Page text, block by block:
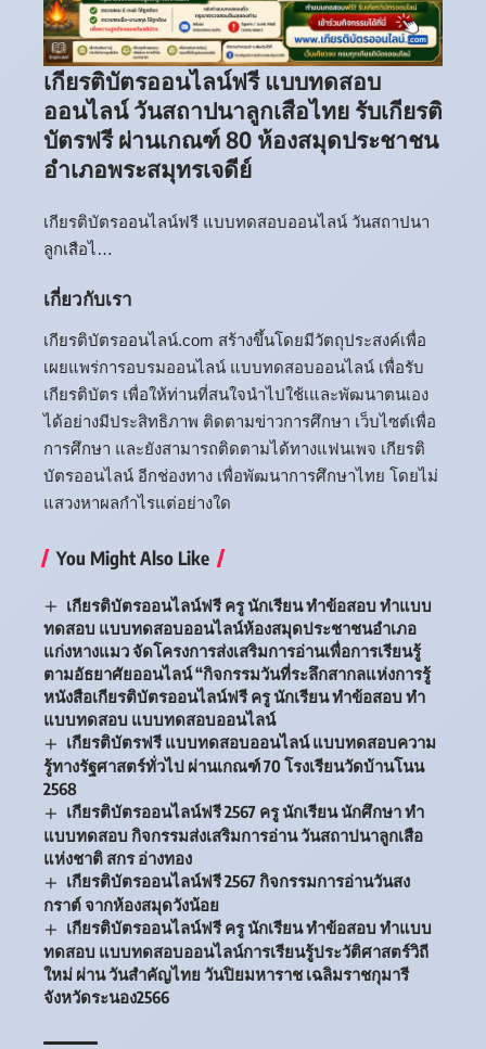
เกียรติบัตรออนไลน์ฟรี แบบทดสอบ
ออนไลน์ วันสถาปนาลูกเสือไทย รับเกียรติ
บัตรฟรี ผ่านเกณฑ์ 80 ห้องสมุดประชาชน
อำเภอพระสมุทรเจดีย์
เกียรติบัตรออนไลน์ฟรี แบบทดสอบออนไลน์ วันสถาปนา
ลูกเสือไ…
เกี่ยวกับเรา
เกียรติบัตรออนไลน์.com สร้างขึ้นโดยมีวัตถุประสงค์เพื่อ
เผยแพร่การอบรมออนไลน์ แบบทดสอบออนไลน์ เพื่อรับ
เกียรติบัตร เพื่อให้ท่านที่สนใจนำไปใช้เและพัฒนาตนเอง
ได้อย่างมีประสิทธิภาพ ติดตามข่าวการศึกษา เว็บไซต์เพื่อ
การศึกษา และยังสามารถติดตามได้ทางแฟนเพจ เกียรติ
บัตรออนไลน์ อีกช่องทาง เพื่อพัฒนาการศึกษาไทย โดยไม่
แสวงหาผลกำไรแต่อย่างใด
You Might Also Like
เกียรติบัตรออนไลน์ฟรี ครู นักเรียน ทำข้อสอบ ทำแบบ
ทดสอบ แบบทดสอบออนไลน์ห้องสมุดประชาชนอำเภอ
แก่งหางแมว จัดโครงการส่งเสริมการอ่านเพื่อการเรียนรู้
ตามอัธยาศัยออนไลน์ “กิจกรรมวันที่ระลึกสากลแห่งการรู้
หนังสือเกียรติบัตรออนไลน์ฟรี ครู นักเรียน ทำข้อสอบ ทำ
แบบทดสอบ แบบทดสอบออนไลน์
เกียรติบัตรฟรี แบบทดสอบออนไลน์ แบบทดสอบความ
รู้ทางรัฐศาสตร์ทั่วไป ผ่านเกณฑ์ 70 โรงเรียนวัดบ้านโนน
2568
เกียรติบัตรออนไลน์ฟรี 2567 ครู นักเรียน นักศึกษา ทำ
แบบทดสอบ กิจกรรมส่งเสริมการอ่าน วันสถาปนาลูกเสือ
แห่งชาติ สกร อ่างทอง
เกียรติบัตรออนไลน์ฟรี 2567 กิจกรรมการอ่านวันสง
กราต์ จากห้องสมุดวังน้อย
เกียรติบัตรออนไลน์ฟรี ครู นักเรียน ทำข้อสอบ ทำแบบ
ทดสอบ แบบทดสอบออนไลน์การเรียนรู้ประวัติศาสตร์วิถี
ใหม่ ผ่าน วันสำคัญไทย วันปิยมหาราช เฉลิมราชกุมารี
จังหวัดระนอง2566